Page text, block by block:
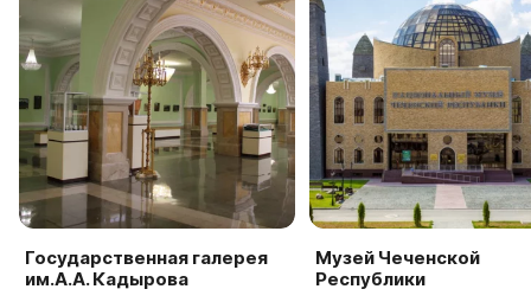
Государственная галерея
им.А.А. Кадырова
Музей Чеченской
Республики